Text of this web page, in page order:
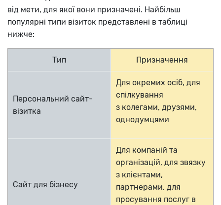
від мети, для якої вони призначені. Найбільш
популярні типи візиток представлені в таблиці
нижче:
Тип Призначення
Персональний сайт-
візитка
Для окремих осіб, для
спілкування
з колегами, друзями,
однодумцями
Сайт для бізнесу
Для компаній та
організацій, для звязку
з клієнтами,
партнерами, для
просування послуг в